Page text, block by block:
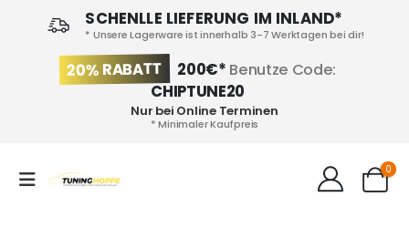
SCHENLLE LIEFERUNG IM INLAND*
* Unsere Lagerware ist innerhalb 3-7 Werktagen bei dir!
20% RABATT 200€* Benutze Code:
CHIPTUNE20
Nur bei Online Terminen
* Minimaler Kaufpreis
0